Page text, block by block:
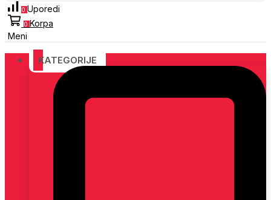
0 Uporedi
0 Korpa
Meni
KATEGORIJE